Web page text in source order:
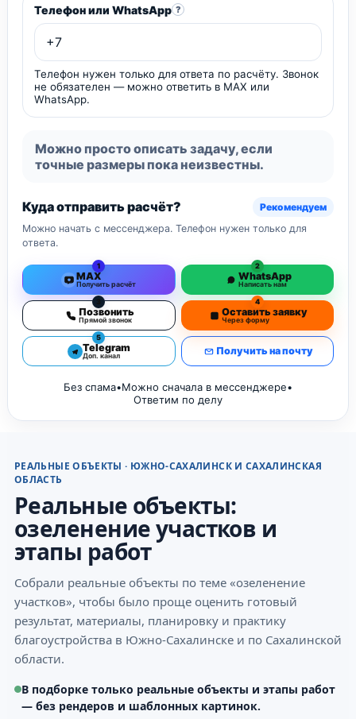
Телефон или WhatsApp ?
Телефон нужен только для ответа по расчёту. Звонок
не обязателен — можно ответить в MAX или
WhatsApp.
Можно просто описать задачу, если
точные размеры пока неизвестны.
Куда отправить расчёт?
Рекомендуем
Можно начать с мессенджера. Телефон нужен только для
ответа.
1
MAX
Получить расчёт
2
WhatsApp
Написать нам
3
Позвонить
Прямой звонок
4
Оставить заявку
Через форму
5
Telegram
Доп. канал Получить на почту
Без спама•Можно сначала в мессенджере•
Ответим по делу
РЕАЛЬНЫЕ ОБЪЕКТЫ · ЮЖНО-САХАЛИНСК И САХАЛИНСКАЯ
ОБЛАСТЬ
Реальные объекты:
озеленение участков и
этапы работ
Собрали реальные объекты по теме «озеленение
участков», чтобы было проще оценить готовый
результат, материалы, планировку и практику
благоустройства в Южно-Сахалинске и по Сахалинской
области.
В подборке только реальные объекты и этапы работ
— без рендеров и шаблонных картинок.